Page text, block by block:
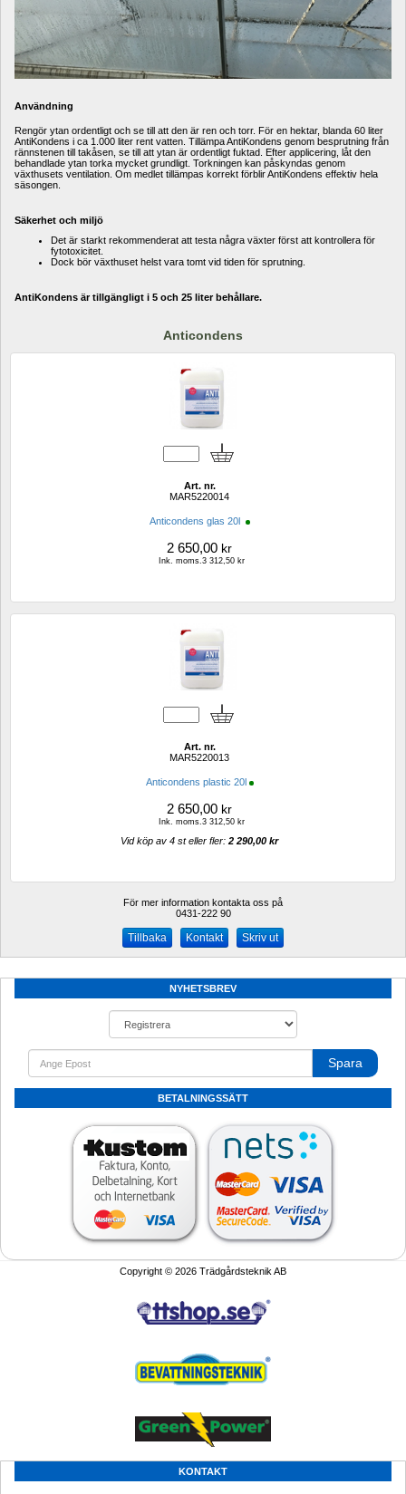
Användning
Rengör ytan ordentligt och se till att den är ren och torr. För en hektar, blanda 60 liter
AntiKondens i ca 1.000 liter rent vatten. Tillämpa AntiKondens genom besprutning från
rännstenen till takåsen, se till att ytan är ordentligt fuktad. Efter applicering, låt den
behandlade ytan torka mycket grundligt. Torkningen kan påskyndas genom
växthusets ventilation. Om medlet tillämpas korrekt förblir AntiKondens effektiv hela
säsongen.
Säkerhet och miljö
Det är starkt rekommenderat att testa några växter först att kontrollera för
fytotoxicitet.
Dock bör växthuset helst vara tomt vid tiden för sprutning.
AntiKondens är tillgängligt i 5 och 25 liter behållare.
Anticondens
Art. nr.
MAR5220014
Anticondens glas 20l
2 650,00 kr
Ink. moms.3 312,50 kr
Art. nr.
MAR5220013
Anticondens plastic 20l
2 650,00 kr
Ink. moms.3 312,50 kr
Vid köp av 4 st eller fler: 2 290,00 kr
För mer information kontakta oss på
0431-222 90
Kontakt Skriv ut
NYHETSBREV
Spara
BETALNINGSSÄTT
Copyright © 2026 Trädgårdsteknik AB
KONTAKT